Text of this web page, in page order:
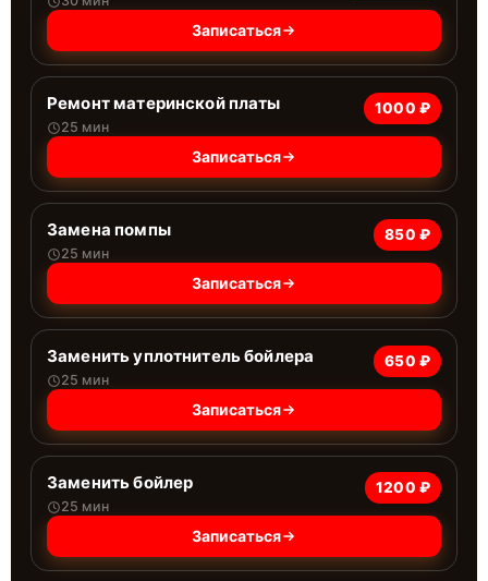
Записаться
Ремонт материнской платы
25 мин
1000 ₽
Записаться
Замена помпы
25 мин
850 ₽
Записаться
Заменить уплотнитель бойлера
25 мин
650 ₽
Записаться
Заменить бойлер
25 мин
1200 ₽
Записаться